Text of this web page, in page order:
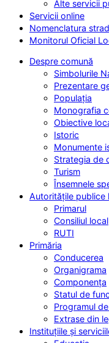
Alte servicii
Servicii online
Nomenclatura
Monitorul Oficial
Despre comună
Simbolurile
Prezentare
Populația
Monografia
Obiective
Istoric
Monumente
Strategia de
Turism
Însemnele
Autoritățile publice
Primarul
Consiliul local
RUTI
Primăria
Conducerea
Organigrama
Componența
Statul de
Programul
Extrase din
Instituțiile și